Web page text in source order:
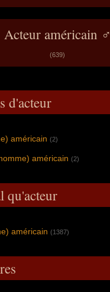
Acteur américain ♂
(639)
d'acteur
américain (2)
américain (2)
qu'acteur
américain (1387)